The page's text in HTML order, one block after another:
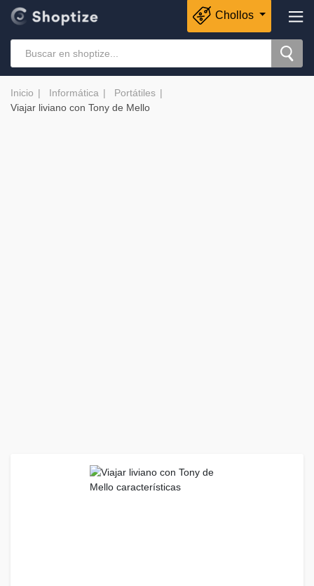
Chollos
Inicio Informática
Portátiles
Viajar liviano con Tony de Mello